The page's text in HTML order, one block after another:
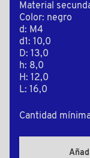
Material
Color: negro
d: M4
d1: 10,0
D: 13,0
h: 8,0
H: 12,0
L: 16,0
Cantidad